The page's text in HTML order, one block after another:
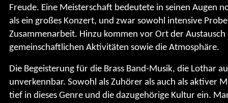
Freude. Eine Meisterschaft bedeutete in seinen Augen
als ein großes Konzert, und zwar sowohl intensive
Zusammenarbeit. Hinzu kommen vor Ort der
gemeinschaftlichen Aktivitäten sowie die Atmosphäre.
Die Begeisterung für die Brass Band-Musik, die Lothar
unverkennbar. Sowohl als Zuhörer als auch als aktiver
tief in dieses Genre und die dazugehörige Kultur ein.